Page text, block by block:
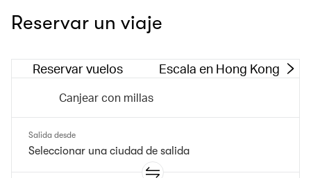
Reservar un viaje
Reservar vuelos Escala en Hong Kong
Canjear con millas
Salida desde